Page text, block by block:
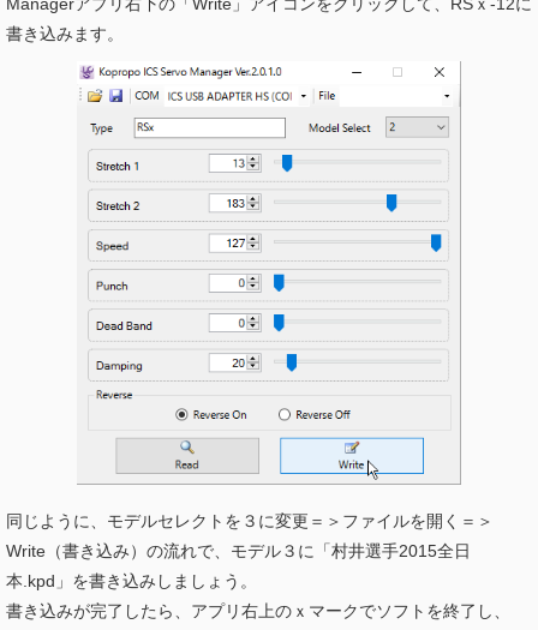
書き込みます。
同じように、モデルセレクトを３に変更＝＞ファイルを開く＝＞
Write（書き込み）の流れで、モデル３に「村井選手2015全日
本.kpd」を書き込みしましょう。
書き込みが完了したら、アプリ右上のｘマークでソフトを終了し、